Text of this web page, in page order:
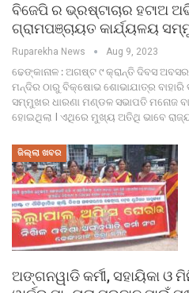
ବିଜେପି ର ଭ୍ରଷ୍ଟାଚାର ହଟାଅ
ଗ୍ରାମପଞ୍ଚାୟତ କାର୍ଯ୍ୟଳୟ
Ruparekha News Aug 9, 2023
ଢେଙ୍କାନାଳ : ଅଗଷ୍ଟ ୯ କ୍ରାନ୍ତି ଦିବସ
ମନ୍ଦିର ଠାରୁ ବିକ୍ଷୋଭ ଶୋଭାଯାତ୍ର ବାହାରି
ସମ୍ମୁଖର ଧାରଣା ମଣ୍ଡଳ ସଭାପତି ମନୋଜ
ହୋଇଥିଲା I ଏଥିରେ ମୁଖ୍ୟ ଅତିଥି ଭାବେ
ଜିଲ୍ଲା ଖବର
ଅଙ୍ଗନୱାଡି କର୍ମୀ, ସହାୟିକା ଓ